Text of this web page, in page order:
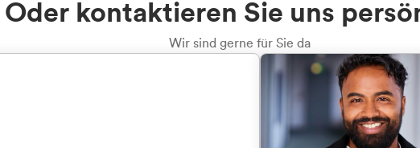
Oder kontaktieren Sie uns
Wir sind gerne für Sie da